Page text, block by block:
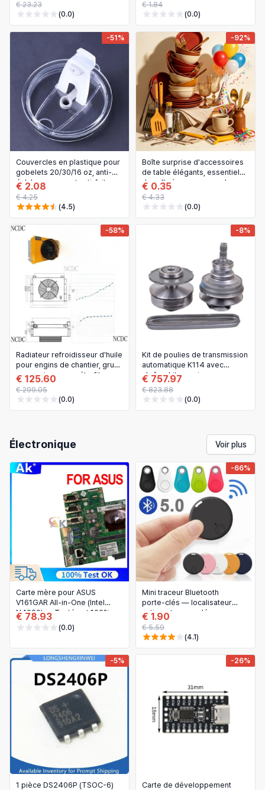
52x33x16.5mm, pour
tondeuse à gazon
€ 23.23
(0.0)
et plus
€ 1.84
(0.0)
-51%
Couvercles en plastique pour
gobelets 20/30/16 oz, anti-
éclaboussures et anti-fuite,
compatibles Yeti, Ozark, Trail,
Artic
€ 2.08
€ 4.25
(4.5)
-92%
Boîte surprise d'accessoires
de table élégants, essentiels
de salle à manger pour la
maison, assortis aux styles
vintage, moderne et nordique
€ 0.35
€ 4.33
(0.0)
-58%
Radiateur refroidisseur d'huile
pour engins de chantier, grue
sur camion, pour rétrofit
€ 125.60
€ 299.05
(0.0)
-8%
Kit de poulies de transmission
automatique K114 avec
chaîne, kit en acier
€ 757.97
€ 823.88
(0.0)
Électronique Voir plus
Carte mère pour ASUS
V161GAR All-in-One (Intel
N4020) — Testée et 100%
fonctionnelle
€ 78.93
(0.0)
-66%
Mini traceur Bluetooth
porte‑clés — localisateur
anti‑perte pour clés,
portefeuille, animaux et
enfants
€ 1.90
€ 5.59
(4.1)
-5%
1 pièce DS2406P (TSOC-6)
-26%
Carte de développement